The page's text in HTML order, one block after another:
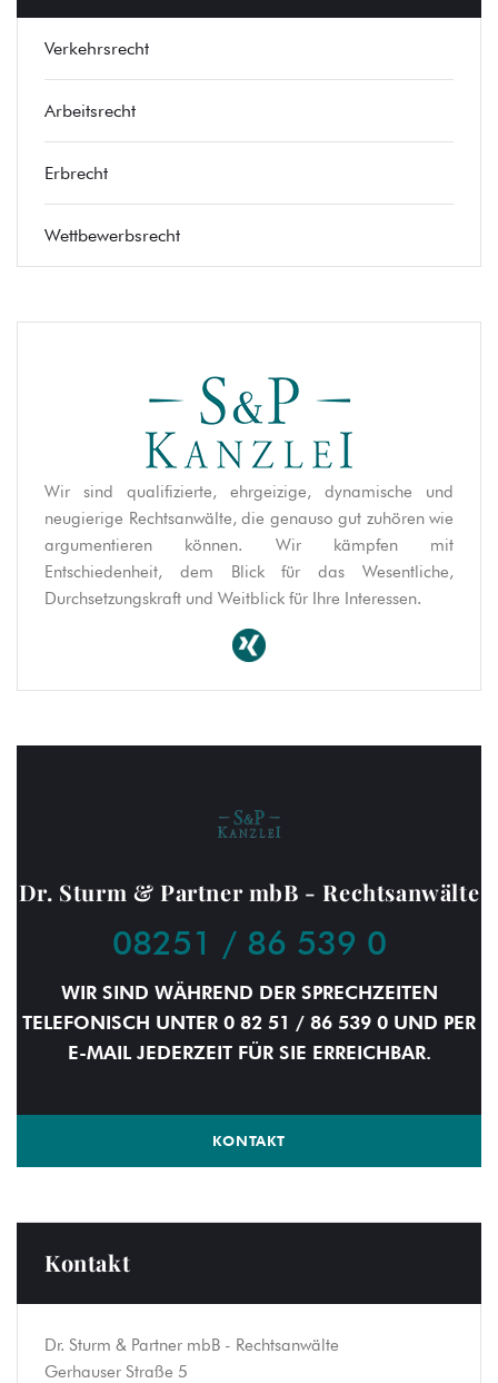
Verkehrsrecht
Arbeitsrecht
Erbrecht
Wettbewerbsrecht
Wir sind qualifizierte, ehrgeizige, dynamische und
neugierige Rechtsanwälte, die genauso gut zuhören wie
argumentieren können. Wir kämpfen mit
Entschiedenheit, dem Blick für das Wesentliche,
Durchsetzungskraft und Weitblick für Ihre Interessen.
Dr. Sturm & Partner mbB - Rechtsanwälte
08251 / 86 539 0
WIR SIND WÄHREND DER SPRECHZEITEN
TELEFONISCH UNTER 0 82 51 / 86 539 0 UND PER
E-MAIL JEDERZEIT FÜR SIE ERREICHBAR.
KONTAKT
Kontakt
Dr. Sturm & Partner mbB - Rechtsanwälte
Gerhauser Straße 5